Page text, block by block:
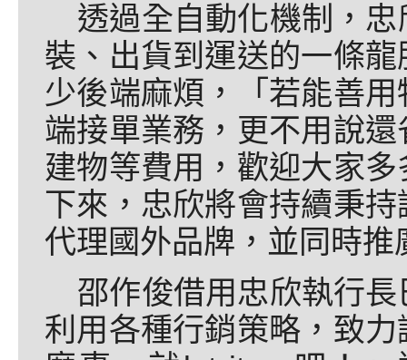
透過全自動化機制，
裝、出貨到運送的一條
少後端麻煩，「若能善
端接單業務，更不用說
建物等費用，歡迎大家
下來，忠欣將會持續秉
代理國外品牌，並同時
邵作俊借用忠欣執行
利用各種行銷策略，致